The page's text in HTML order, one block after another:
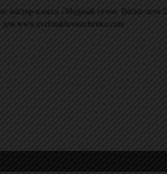
мастер-класса «Модный сезон. Весна-
для www.evelinakhromtchenko.com